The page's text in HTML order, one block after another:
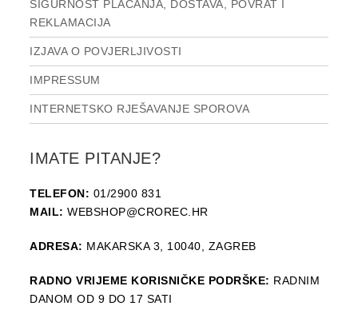
SIGURNOST PLAĆANJA, DOSTAVA, POVRAT I
REKLAMACIJA
IZJAVA O POVJERLJIVOSTI
IMPRESSUM
INTERNETSKO RJEŠAVANJE SPOROVA
IMATE PITANJE?
TELEFON: 01/2900 831
MAIL: WEBSHOP@CROREC.HR
ADRESA: MAKARSKA 3, 10040, ZAGREB
RADNO VRIJEME KORISNIČKE PODRŠKE: RADNIM
DANOM OD 9 DO 17 SATI